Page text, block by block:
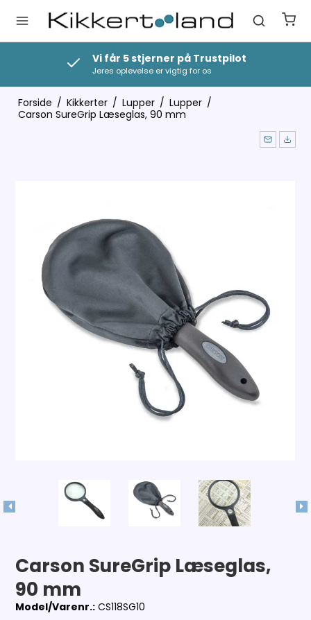
Vi får 5 stjerner på Trustpilot
Jeres oplevelse er vigtig for os
Forside / Kikkerter / Lupper / Lupper /
Carson SureGrip Læseglas, 90 mm
Carson SureGrip Læseglas,
90 mm
Model/Varenr.: CS118SG10